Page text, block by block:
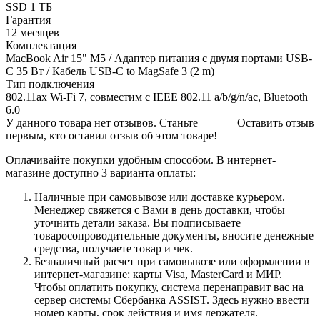
SSD 1 ТБ
Гарантия
12 месяцев
Комплектация
MacBook Air 15" M5 / Адаптер питания с двумя портами USB-
C 35 Вт / Кабель USB-C to MagSafe 3 (2 m)
Тип подключения
802.11ax Wi-Fi 7, совместим с IEEE 802.11 a/b/g/n/ac, Bluetooth
6.0
Оставить отзыв
У данного товара нет отзывов. Станьте
первым, кто оставил отзыв об этом товаре!
Оплачивайте покупки удобным способом. В интернет-
магазине доступно 3 варианта оплаты:
Наличные при самовывозе или доставке курьером.
Менеджер свяжется с Вами в день доставки, чтобы
уточнить детали заказа. Вы подписываете
товаросопроводительные документы, вносите денежные
средства, получаете товар и чек.
Безналичный расчет при самовывозе или оформлении в
интернет-магазине: карты Visa, MasterCard и МИР.
Чтобы оплатить покупку, система перенаправит вас на
сервер системы Сбербанка ASSIST. Здесь нужно ввести
номер карты, срок действия и имя держателя.